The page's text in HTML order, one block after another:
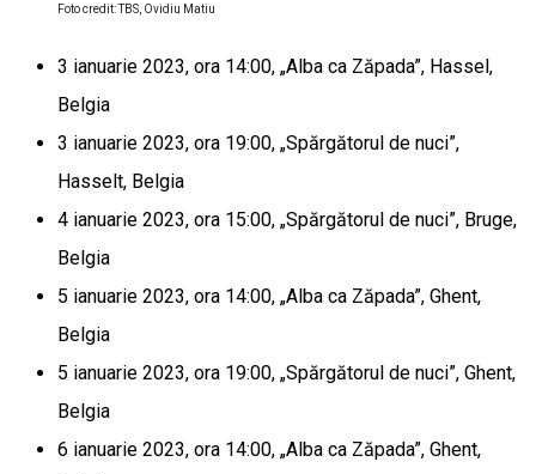
Foto credit: TBS, Ovidiu Matiu
3 ianuarie 2023, ora 14:00, „Alba ca Zăpada”, Hassel,
Belgia
3 ianuarie 2023, ora 19:00, „Spărgătorul de nuci”,
Hasselt, Belgia
4 ianuarie 2023, ora 15:00, „Spărgătorul de nuci”, Bruge,
Belgia
5 ianuarie 2023, ora 14:00, „Alba ca Zăpada”, Ghent,
Belgia
5 ianuarie 2023, ora 19:00, „Spărgătorul de nuci”, Ghent,
Belgia
6 ianuarie 2023, ora 14:00, „Alba ca Zăpada”, Ghent,